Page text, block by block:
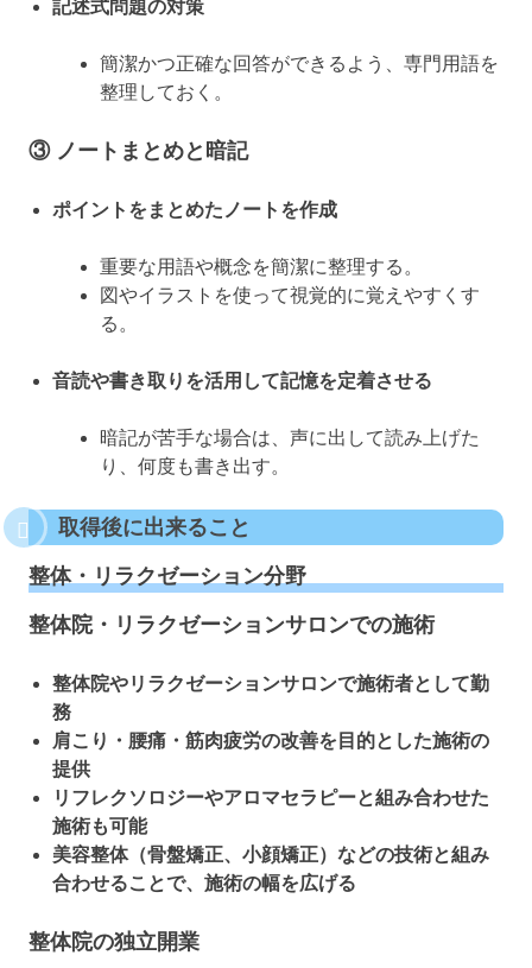
記述式問題の対策
簡潔かつ正確な回答ができるよう、専門用語を
整理しておく。
③ ノートまとめと暗記
ポイントをまとめたノートを作成
重要な用語や概念を簡潔に整理する。
図やイラストを使って視覚的に覚えやすくす
る。
音読や書き取りを活用して記憶を定着させる
暗記が苦手な場合は、声に出して読み上げた
り、何度も書き出す。
取得後に出来ること
整体・リラクゼーション分野
整体院・リラクゼーションサロンでの施術
整体院やリラクゼーションサロンで施術者として勤
務
肩こり・腰痛・筋肉疲労の改善を目的とした施術の
提供
リフレクソロジーやアロマセラピーと組み合わせた
施術も可能
美容整体（骨盤矯正、小顔矯正）などの技術と組み
合わせることで、施術の幅を広げる
整体院の独立開業